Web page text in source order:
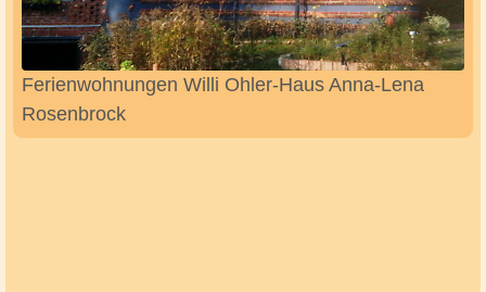
Ferienwohnungen Willi Ohler-Haus Anna-Lena
Rosenbrock